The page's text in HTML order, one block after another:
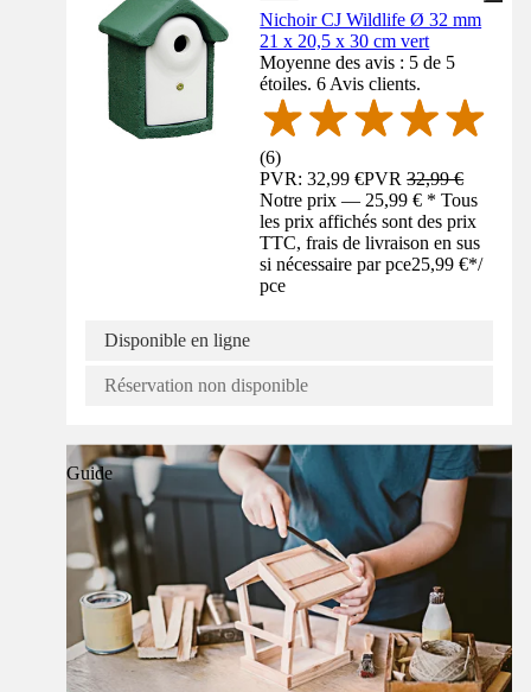
Nichoir CJ Wildlife Ø 32 mm
21 x 20,5 x 30 cm vert
Moyenne des avis : 5 de 5
étoiles. 6 Avis clients.
(6)
PVR: 32,99 €PVR32,99 €
Notre prix — 25,99 € * Tous
les prix affichés sont des prix
TTC, frais de livraison en sus
si nécessaire par pce25,99 €*/
pce
Disponible en ligne
Réservation non disponible
Guide